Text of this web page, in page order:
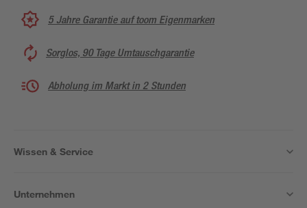
5 Jahre Garantie auf toom Eigenmarken
Sorglos, 90 Tage Umtauschgarantie
Abholung im Markt in 2 Stunden
Wissen & Service
Unternehmen